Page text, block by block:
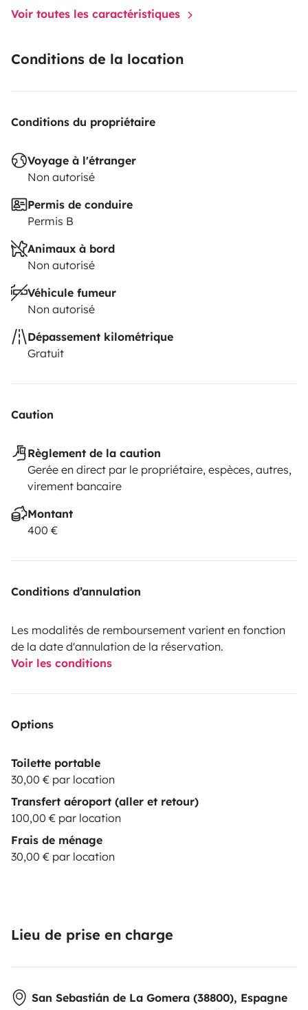
Voir toutes les caractéristiques
Conditions de la location
Conditions du propriétaire
Voyage à l'étranger
Non autorisé
Permis de conduire
Permis B
Animaux à bord
Non autorisé
Véhicule fumeur
Non autorisé
Dépassement kilométrique
Gratuit
Caution
Règlement de la caution
Gerée en direct par le propriétaire, espèces, autres,
virement bancaire
Montant
400 €
Conditions d’annulation
Les modalités de remboursement varient en fonction
de la date d'annulation de la réservation.
Voir les conditions
Options
Toilette portable
30,00 € par location
Transfert aéroport (aller et retour)
100,00 € par location
Frais de ménage
30,00 € par location
Lieu de prise en charge
San Sebastián de La Gomera (38800), Espagne